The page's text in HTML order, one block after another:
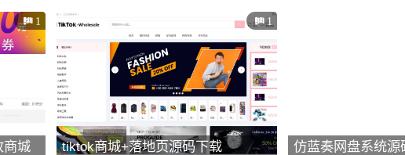
商城
1
tiktok商城+落地页源码下载
1
仿蓝奏网盘系统